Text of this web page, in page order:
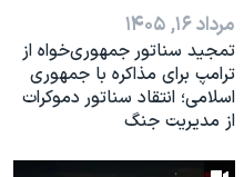
مرداد ۱۶, ۱۴۰۵
تمجید سناتور جمهوری‌خواه از
ترامپ برای مذاکره با جمهوری
اسلامی؛ انتقاد سناتور دموکرات
از مدیریت جنگ